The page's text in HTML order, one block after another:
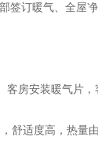
签订暖气、全屋净
房安装暖气片，
适度高，热量